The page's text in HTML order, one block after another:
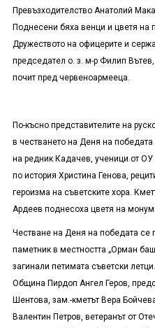
Превъзходителство Анатолий
Поднесени бяха венци и цветя на
Дружеството на офицерите и
председател о. з. м-р Филип
почит пред червеноармееца.
По-късно представителите на
в честването на Деня на
на редник Кадачев, ученици от ОУ
по история Христина Генова,
героизма на съветските хора.
Ардеев поднесоха цветя на
Честване на Деня на победата се
паметник в местността „Орман
загинали петимата съветски
Община Пирдоп Ангел Геров,
Шентова, зам.-кметът Вера
Валентин Петров, ветеранът от